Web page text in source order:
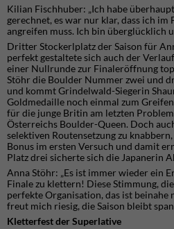
Kilian Fischhuber: „Ich habe
gerechnet, es war nur klar, dass ich
angreifen muss. Ich bin überglücklich
Dritter Stockerlplatz der Saison für
perfekt gestaltete sich auch der
einer Nullrunde zur Finaleröffnung
Stöhr die Boulder Nummer zwei und
und kommt Grindelwald-Siegerin
Goldmedaille noch einmal zum
für die junge Britin am letzten
Österreichs Boulder-Queen. Doch
selektiven Routensetzung zu
Bonus im ersten Versuch und damit
Platz drei sicherte sich die Japanerin
Anna Stöhr: „Es ist immer wieder ein
Finale zu klettern! Diese Stimmung,
perfekte Organisation, das ist beinahe
freut mich riesig, die Saison bleibt
Kletterfest der Superlative